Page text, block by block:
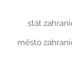
stát
město